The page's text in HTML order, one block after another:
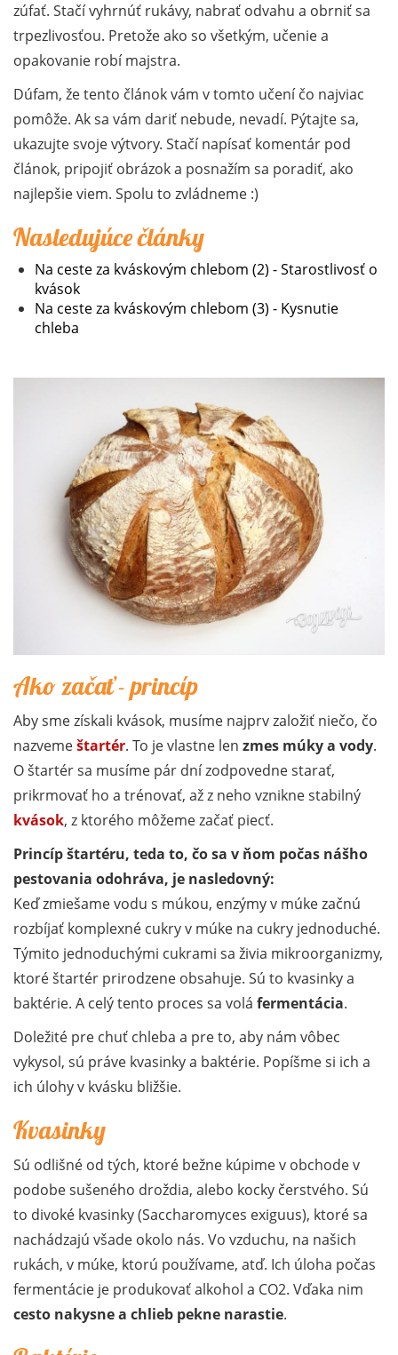
zúfať. Stačí vyhrnúť rukávy, nabrať odvahu a obrniť sa
trpezlivosťou. Pretože ako so všetkým, učenie a
opakovanie robí majstra.
Dúfam, že tento článok vám v tomto učení čo najviac
pomôže. Ak sa vám dariť nebude, nevadí. Pýtajte sa,
ukazujte svoje výtvory. Stačí napísať komentár pod
článok, pripojiť obrázok a posnažím sa poradiť, ako
najlepšie viem. Spolu to zvládneme :)
Nasledujúce články
Na ceste za kváskovým chlebom (2) - Starostlivosť o
kvások
Na ceste za kváskovým chlebom (3) - Kysnutie
chleba
Ako začať - princíp
Aby sme získali kvások, musíme najprv založiť niečo, čo
nazvemeštartér. To je vlastne len zmes múky a vody.
O štartér sa musíme pár dní zodpovedne starať,
prikrmovať ho a trénovať, až z neho vznikne stabilný
kvások, z ktorého môžeme začať piecť.
Princíp štartéru, teda to, čo sa v ňom počas nášho
pestovania odohráva, je nasledovný:
Keď zmiešame vodu s múkou, enzýmy v múke začnú
rozbíjať komplexné cukry v múke na cukry jednoduché.
Týmito jednoduchými cukrami sa živia mikroorganizmy,
ktoré štartér prirodzene obsahuje. Sú to kvasinky a
baktérie. A celý tento proces sa volá fermentácia.
Doležité pre chuť chleba a pre to, aby nám vôbec
vykysol, sú práve kvasinky a baktérie. Popíšme si ich a
ich úlohy v kvásku bližšie.
Kvasinky
Sú odlišné od tých, ktoré bežne kúpime v obchode v
podobe sušeného droždia, alebo kocky čerstvého. Sú
to divoké kvasinky (Saccharomyces exiguus), ktoré sa
nachádzajú všade okolo nás. Vo vzduchu, na našich
rukách, v múke, ktorú používame, atď. Ich úloha počas
fermentácie je produkovať alkohol a CO2. Vďaka nim
cesto nakysne a chlieb pekne narastie.